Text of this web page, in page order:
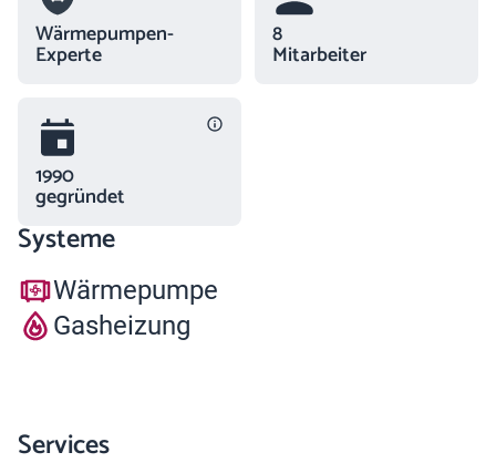
Wärmepumpen-
Experte
8
Mitarbeiter
1990
gegründet
Systeme
Wärmepumpe
Gasheizung
Services